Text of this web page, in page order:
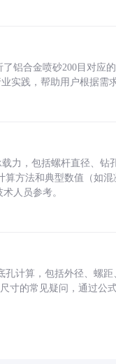
铝合金喷砂200目对应
实践，帮助用户根据需
力，包括螺杆直径、
算方法和典型数值（如
人员参考。
孔计算，包括外径、螺
寸的常见疑问，通过